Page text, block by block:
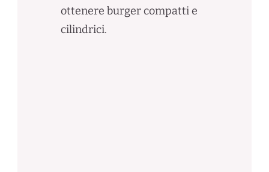
ottenere burger compatti e
cilindrici.